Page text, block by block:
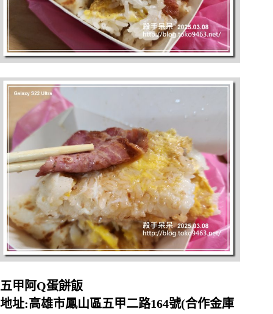
五甲阿Q蛋餅飯
地址:高雄市鳳山區五甲二路164號(合作金庫